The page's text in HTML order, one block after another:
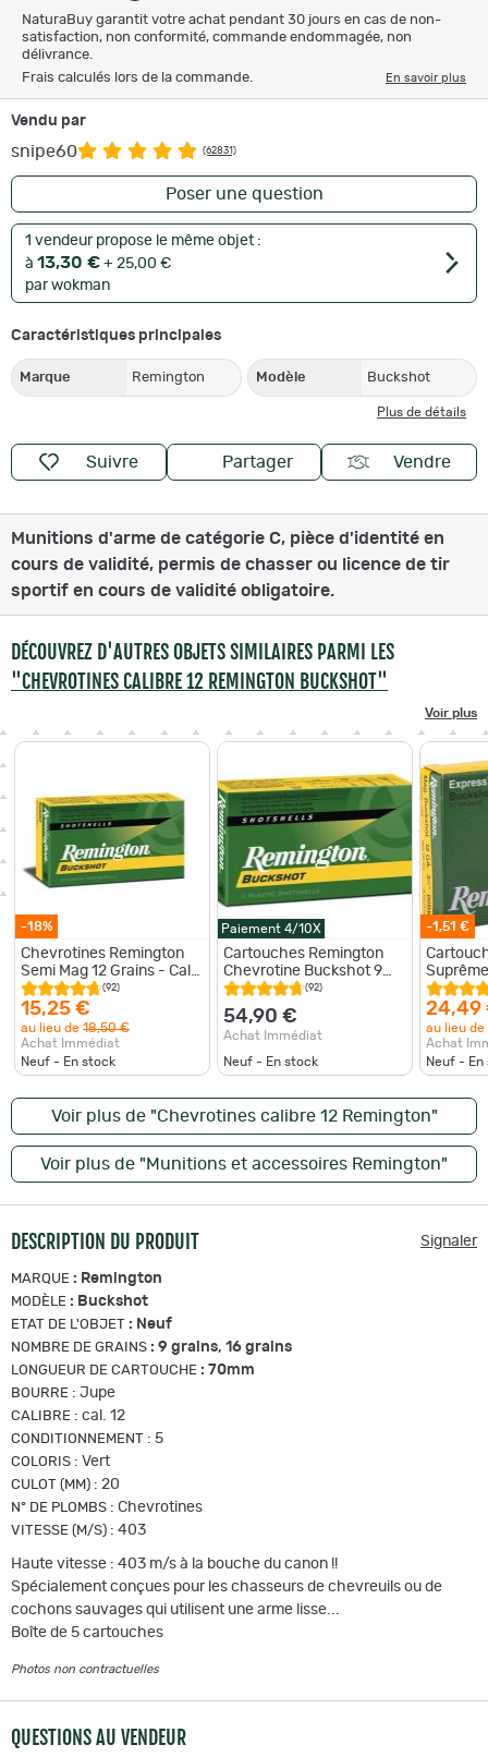
NaturaBuy garantit votre achat pendant 30 jours en cas de non-
satisfaction, non conformité, commande endommagée, non
délivrance.
Frais calculés lors de la commande.
En savoir plus
Vendu par
snipe60 (62831)
Poser une question
1 vendeur propose le même objet :
à 13,30 € + 25,00 €
par wokman
Caractéristiques principales
Marque Remington Modèle Buckshot
Plus de détails
Suivre Partager Vendre
Munitions d'arme de catégorie C, pièce d'identité en
cours de validité, permis de chasser ou licence de tir
sportif en cours de validité obligatoire.
DÉCOUVREZ D'AUTRES OBJETS SIMILAIRES PARMI LES
"CHEVROTINES CALIBRE 12 REMINGTON BUCKSHOT"
Voir plus
-18%
Chevrotines Remington
Semi Mag 12 Grains - Cal.
12/70 Par 1 - Par 1
(92)
15,25 €
au lieu de 18,50 €
Achat Immédiat
Neuf - En stock
Paiement 4/10X
Cartouches Remington
Chevrotine Buckshot 9
grains - Cal. 12/70 x25
(92)
54,90 €
Achat Immédiat
Neuf - En stock
-1,51 €
Magnum
5
24,49
au lieu de
Achat
Neuf - En
Voir plus de "Chevrotines calibre 12 Remington"
Voir plus de "Munitions et accessoires Remington"
DESCRIPTION DU PRODUIT Signaler
MARQUE : Remington
MODÈLE : Buckshot
ETAT DE L'OBJET : Neuf
NOMBRE DE GRAINS : 9 grains, 16 grains
LONGUEUR DE CARTOUCHE : 70mm
BOURRE : Jupe
CALIBRE : cal. 12
CONDITIONNEMENT : 5
COLORIS : Vert
CULOT (MM) : 20
N° DE PLOMBS : Chevrotines
VITESSE (M/S) : 403
Haute vitesse : 403 m/s à la bouche du canon !!
Spécialement conçues pour les chasseurs de chevreuils ou de
cochons sauvages qui utilisent une arme lisse...
Boîte de 5 cartouches
Photos non contractuelles
QUESTIONS AU VENDEUR